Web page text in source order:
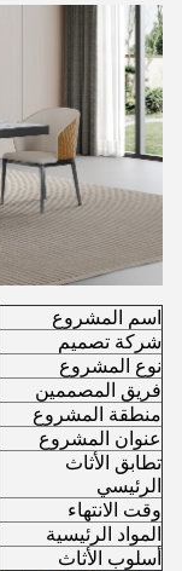
اسم المشروع
شركة تصميم
نوع المشروع
فريق المصممين
منطقة المشروع
عنوان المشروع
تطابق الأثاث
الرئيسي
وقت الانتهاء
المواد الرئيسية
أسلوب الأثاث